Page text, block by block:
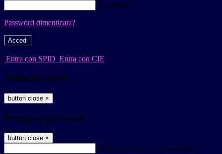
Password
Password dimenticata?
-
Entra con SPID Entra con CIE
Seleziona utente
button close ×
Recupero password
button close ×
E-mail Verrà inviato un messaggio